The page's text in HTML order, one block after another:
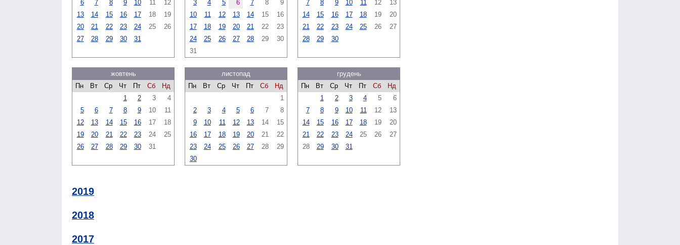
6
7 8 9 10 11
12
13
14 15 16 17 18
19
20
21 22 23 24 25
26
27
28 29 30 31
3
4 5 6 7 8
9
10
11 12 13 14 15
16
17
18 19 20 21 22
23
24
25 26 27 28 29
30
31
7
8 9 10 11 12
13
14
15 16 17 18 19
20
21
22 23 24 25 26
27
28
29 30
жовтень
Пн
Вт Ср Чт Пт Сб
Нд
1
2 3
4
5
6 7 8 9 10
11
12
13 14 15 16 17
18
19
20 21 22 23 24
25
26
27 28 29 30 31
листопад
Пн
Вт Ср Чт Пт Сб
Нд
1
2
3 4 5 6 7
8
9
10 11 12 13 14
15
16
17 18 19 20 21
22
23
24 25 26 27 28
29
30
грудень
Пн
Вт Ср Чт Пт Сб
Нд
1
2 3 4 5
6
7
8 9 10 11 12
13
14
15 16 17 18 19
20
21
22 23 24 25 26
27
28
29 30 31
2019
2018
2017